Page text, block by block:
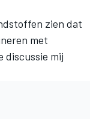
zien dat
met
discussie mij